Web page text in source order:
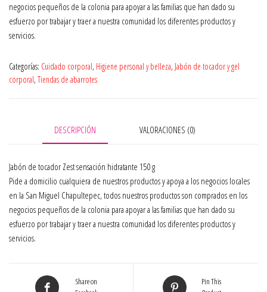
negocios pequeños de la colonia para apoyar a las familias que han dado su
esfuerzo por trabajar y traer a nuestra comunidad los diferentes productos y
servicios.
Categorías: Cuidado corporal, Higiene personal y belleza, Jabón de tocador y gel
corporal, Tiendas de abarrotes
DESCRIPCIÓN VALORACIONES (0)
Jabón de tocador Zest sensación hidratante 150 g
Pide a domicilio cualquiera de nuestros productos y apoya a los negocios locales
en la San Miguel Chapultepec, todos nuestros productos son comprados en los
negocios pequeños de la colonia para apoyar a las familias que han dado su
esfuerzo por trabajar y traer a nuestra comunidad los diferentes productos y
servicios.
Share on
Pin This